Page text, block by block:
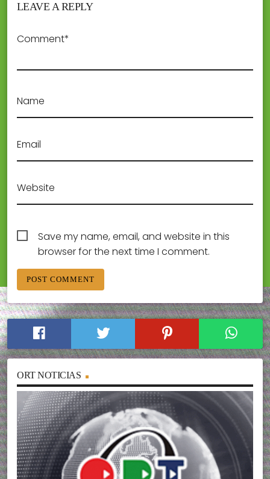
LEAVE A REPLY
Comment*
Name
Email
Website
Save my name, email, and website in this
browser for the next time I comment.
ORT NOTICIAS